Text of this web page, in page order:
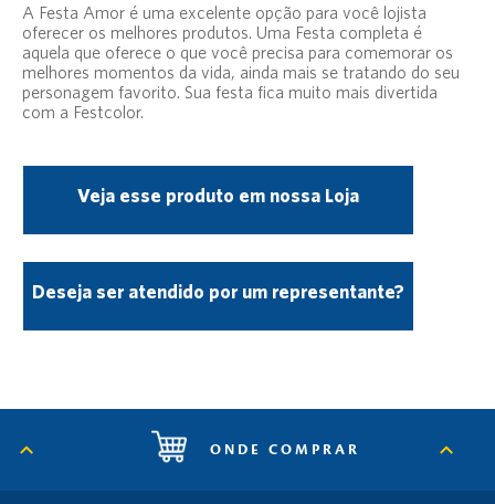
A Festa Amor é uma excelente opção para você lojista
oferecer os melhores produtos. Uma Festa completa é
aquela que oferece o que você precisa para comemorar os
melhores momentos da vida, ainda mais se tratando do seu
personagem favorito. Sua festa fica muito mais divertida
com a Festcolor.
Veja esse produto em nossa Loja
Deseja ser atendido por um representante?
ONDE COMPRAR